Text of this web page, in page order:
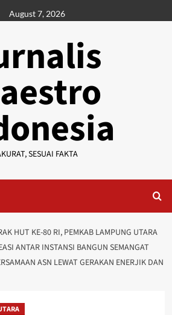
August 7, 2026
SESUAI FAKTA
HUT KE-80 RI, PEMKAB LAMPUNG UTARA
ANTAR INSTANSI BANGUN SEMANGAT
ASN LEWAT GERAKAN ENERJIK DAN